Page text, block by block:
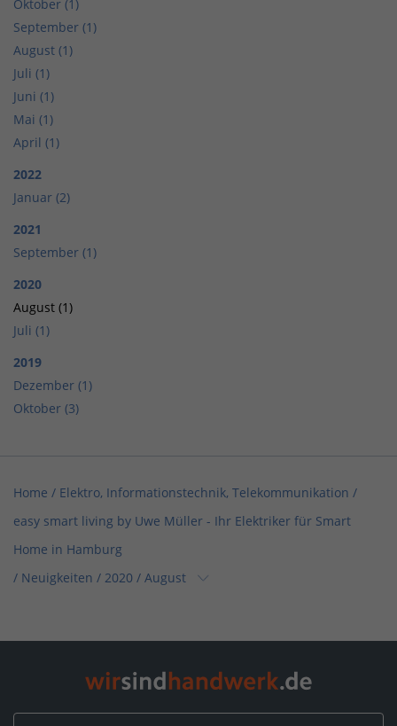
Oktober (1)
September (1)
August (1)
Juli (1)
Juni (1)
Mai (1)
April (1)
2022
Januar (2)
2021
September (1)
2020
August (1)
Juli (1)
2019
Dezember (1)
Oktober (3)
Home / Elektro, Informationstechnik, Telekommunikation /
easy smart living by Uwe Müller - Ihr Elektriker für Smart
Home in Hamburg
/ Neuigkeiten / 2020 / August
easy smart living by Uwe Müller - Ihr Elektriker für Smart
Home in Hamburg